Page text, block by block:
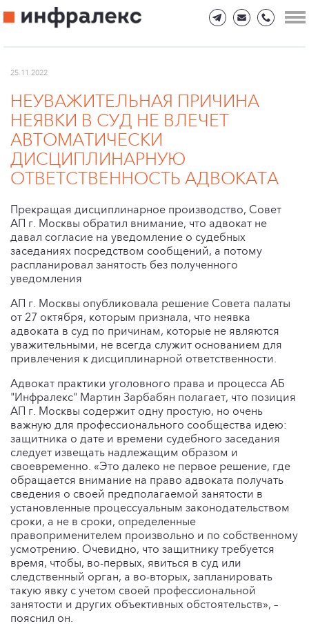
25.11.2022
НЕУВАЖИТЕЛЬНАЯ ПРИЧИНА
НЕЯВКИ В СУД НЕ ВЛЕЧЕТ
АВТОМАТИЧЕСКИ
ДИСЦИПЛИНАРНУЮ
ОТВЕТСТВЕННОСТЬ АДВОКАТА
Прекращая дисциплинарное производство, Совет
АП г. Москвы обратил внимание, что адвокат не
давал согласие на уведомление о судебных
заседаниях посредством сообщений, а потому
распланировал занятость без полученного
уведомления
АП г. Москвы опубликовала решение Совета палаты
от 27 октября, которым признала, что неявка
адвоката в суд по причинам, которые не являются
уважительными, не всегда служит основанием для
привлечения к дисциплинарной ответственности.
Адвокат практики уголовного права и процесса АБ
"Инфралекс" Мартин Зарбабян полагает, что позиция
АП г. Москвы содержит одну простую, но очень
важную для профессионального сообщества идею:
защитника о дате и времени судебного заседания
следует извещать надлежащим образом и
своевременно. «Это далеко не первое решение, где
обращается внимание на право адвоката получать
сведения о своей предполагаемой занятости в
установленные процессуальным законодательством
сроки, а не в сроки, определенные
правоприменителем произвольно и по собственному
усмотрению. Очевидно, что защитнику требуется
время, чтобы, во-первых, явиться в суд или
следственный орган, а во-вторых, запланировать
такую явку с учетом своей профессиональной
занятости и других объективных обстоятельств», –
пояснил он.